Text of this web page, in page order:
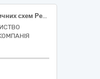
31220000-4 Елементи електричних схем Реле-датчик рівня рідини (Північне ТУОМ)